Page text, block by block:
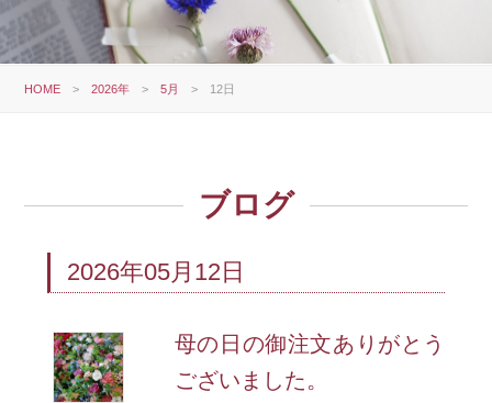
HOME >2026年 >5月 > 12日
ブログ
2026年05月12日
母の日の御注文ありがとう
ございました。